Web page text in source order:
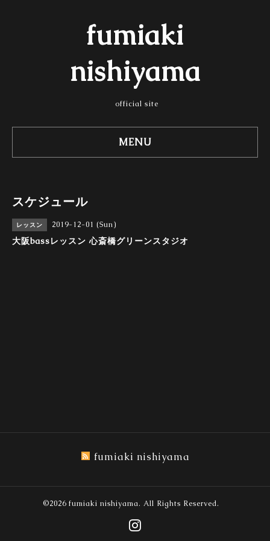
fumiaki
nishiyama
official site
MENU
スケジュール
レッスン 2019-12-01 (Sun)
大阪bassレッスン 心斎橋グリーンスタジオ
fumiaki nishiyama
©2026 fumiaki nishiyama. All Rights Reserved.